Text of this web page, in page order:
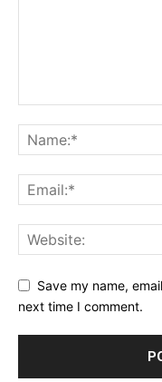
Save my name,
next time I comment.